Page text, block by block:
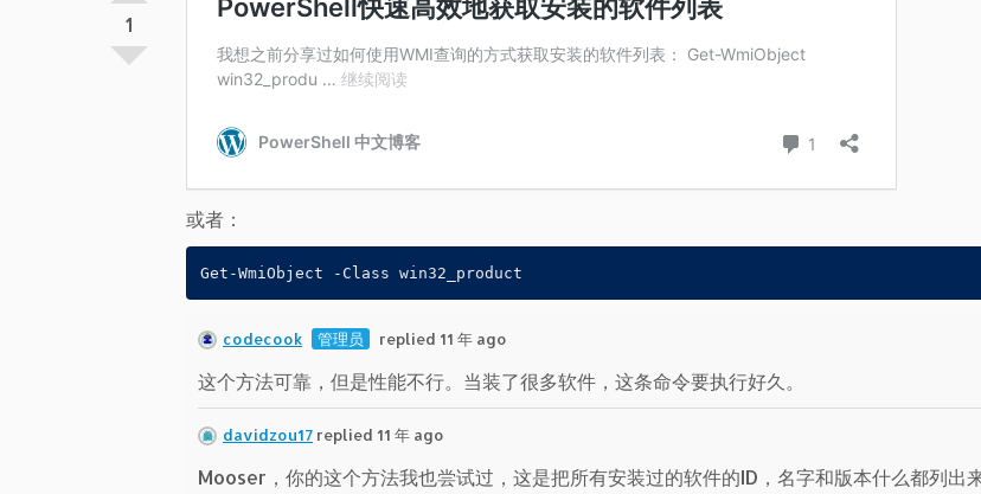
1
或者：
Get-WmiObject -Class win32_product
codecook 管理员 replied 11 年 ago
这个方法可靠，但是性能不行。当装了很多软件，这条命令要执行好久。
davidzou17 replied 11 年 ago
Mooser，你的这个方法我也尝试过，这是把所有安装过的软件的ID，名字和版本什么都列出